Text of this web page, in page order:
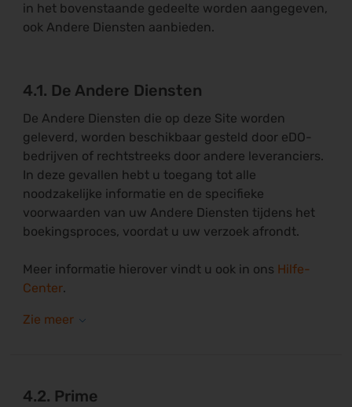
in het bovenstaande gedeelte worden aangegeven,
ook Andere Diensten aanbieden.
4.1. De Andere Diensten
De Andere Diensten die op deze Site worden
geleverd, worden beschikbaar gesteld door eDO-
bedrijven of rechtstreeks door andere leveranciers.
In deze gevallen hebt u toegang tot alle
noodzakelijke informatie en de specifieke
voorwaarden van uw Andere Diensten tijdens het
boekingsproces, voordat u uw verzoek afrondt.
Meer informatie hierover vindt u ook in ons Hilfe-
Center.
4.2. Prime